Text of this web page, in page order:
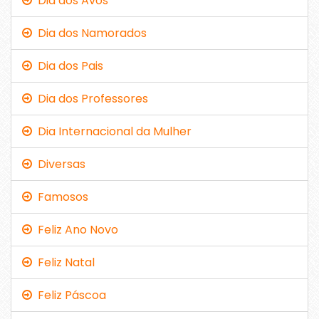
Dia dos Namorados
Dia dos Pais
Dia dos Professores
Dia Internacional da Mulher
Diversas
Famosos
Feliz Ano Novo
Feliz Natal
Feliz Páscoa